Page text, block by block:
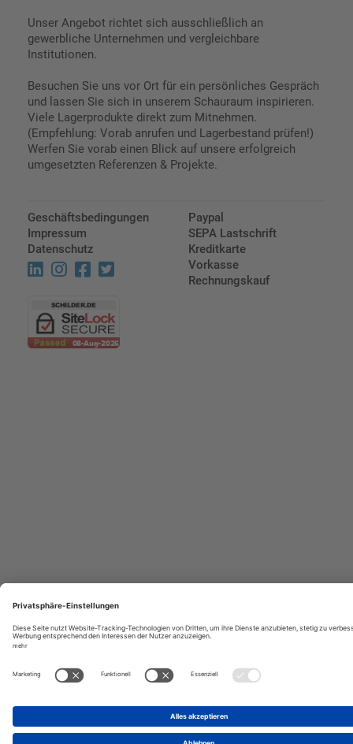
Unser Angebot richtet sich ausschließlich an
gewerbliche Unternehmen und vergleichbare
Institutionen.
Besuchen Sie uns vor Ort für ein persönliches Gespräch
und lassen Sie sich in unserem Schauraum inspirieren.
Viele Lagerprodukte direkt zum Mitnehmen.
(Empfehlung: Vorab anrufen und Lagerbestand prüfen!)
Werfen Sie vorab einen Blick auf unsere erfolgreich
umgesetzten Referenzen & Projekte.
Geschäftsbedingungen
Impressum
Datenschutz
Paypal
SEPA Lastschrift
Kreditkarte
Vorkasse
Rechnungskauf